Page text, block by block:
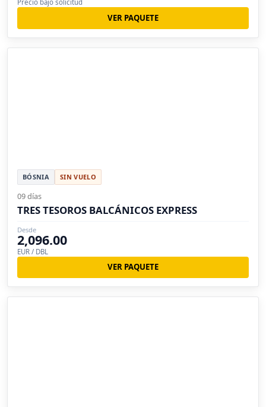
Precio bajo solicitud
VER PAQUETE
BÓSNIA SIN VUELO
09 días
TRES TESOROS BALCÁNICOS EXPRESS
Desde
2,096.00
EUR / DBL
VER PAQUETE